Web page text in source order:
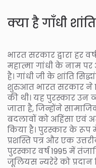
क्या है गाँधी
भारत सरकार द्वारा हर
महात्मा गांधी के नाम पर
है। गांधी जी के शांति
शुरुआत भारत सरकार ने
की थी। यह पुरस्कार उन
जाता है, जिन्होंने
बदलावों को अहिंसा एवं
किया है। पुरस्कार के रूप
प्रशस्ति पत्र और एक
पुरस्कार वर्ष 1995 में
जूलियस न्यरेरे को प्रदान